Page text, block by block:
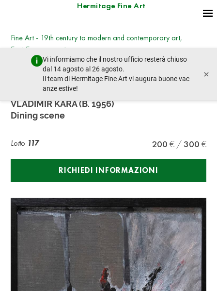
Hermitage Fine Art
Vi informiamo che il nostro ufficio resterà chiuso
dal 14 agosto al 26 agosto.
Il team di Hermitage Fine Art vi augura buone vac
anze estive!
×
Fine Art - 19th century to modern and contemporary art,
East European art
mercoledì 8 marzo 2023 - 14:30
lotto precedente lotto prossimo
VLADIMIR KARA (B. 1956)
Dining scene
Lotto 117 200 300
RICHIEDI INFORMAZIONI